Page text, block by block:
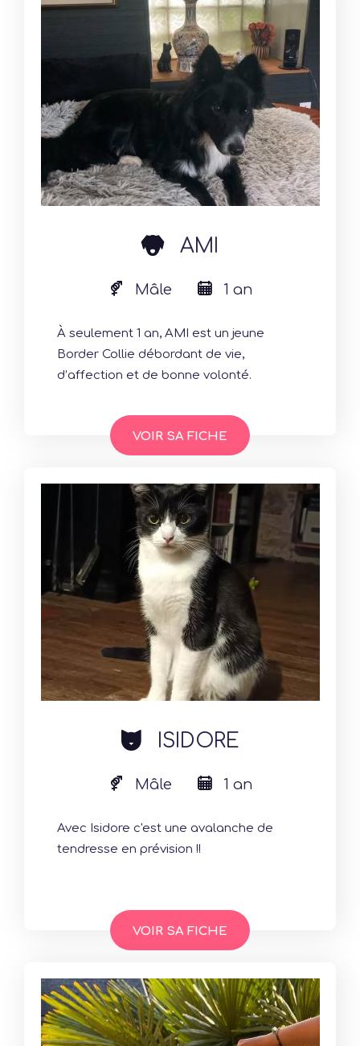
dog AMI
Mâle 1 an
À seulement 1 an, AMI est un jeune
Border Collie débordant de vie,
d’affection et de bonne volonté.
VOIR SA FICHE
cat ISIDORE
Mâle 1 an
Avec Isidore c'est une avalanche de
tendresse en prévision !!
VOIR SA FICHE